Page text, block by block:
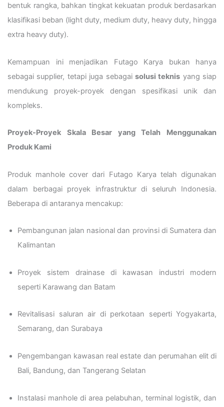
bentuk rangka, bahkan tingkat kekuatan produk berdasarkan
klasifikasi beban (light duty, medium duty, heavy duty, hingga
extra heavy duty).
Kemampuan ini menjadikan Futago Karya bukan hanya
sebagai supplier, tetapi juga sebagai solusi teknis yang siap
mendukung proyek-proyek dengan spesifikasi unik dan
kompleks.
Proyek-Proyek Skala Besar yang Telah Menggunakan
Produk Kami
Produk manhole cover dari Futago Karya telah digunakan
dalam berbagai proyek infrastruktur di seluruh Indonesia.
Beberapa di antaranya mencakup:
Pembangunan jalan nasional dan provinsi di Sumatera dan
Kalimantan
Proyek sistem drainase di kawasan industri modern
seperti Karawang dan Batam
Revitalisasi saluran air di perkotaan seperti Yogyakarta,
Semarang, dan Surabaya
Pengembangan kawasan real estate dan perumahan elit di
Bali, Bandung, dan Tangerang Selatan
Instalasi manhole di area pelabuhan, terminal logistik, dan